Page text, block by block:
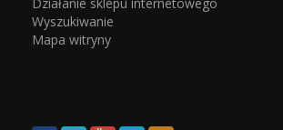
Wyszukiwanie
Mapa witryny